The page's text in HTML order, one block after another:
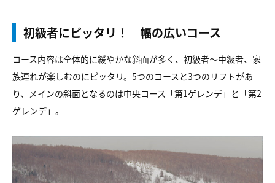
初級者にピッタリ！ 幅の広いコース
コース内容は全体的に緩やかな斜面が多く、初級者〜中級者、家
族連れが楽しむのにピッタリ。5つのコースと3つのリフトがあ
り、メインの斜面となるのは中央コース「第1ゲレンデ」と「第2
ゲレンデ」。